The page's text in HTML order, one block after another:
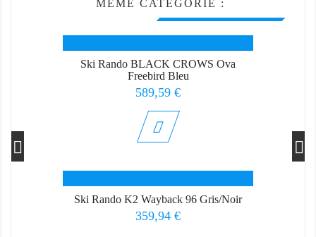
MÊME CATÉGORIE :
Ski Rando BLACK CROWS Ova
Freebird Bleu
Prix
589,59 €
Ski Rando K2 Wayback 96 Gris/Noir
Prix
359,94 €